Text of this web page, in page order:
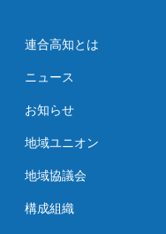
連合高知とは
ニュース
お知らせ
地域ユニオン
地域協議会
構成組織